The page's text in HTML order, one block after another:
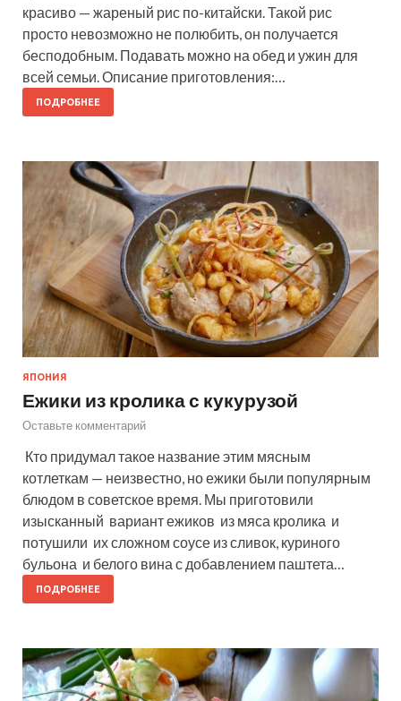
красиво — жареный рис по-китайски. Такой рис
просто невозможно не полюбить, он получается
бесподобным. Подавать можно на обед и ужин для
всей семьи. Описание приготовления:…
ПОДРОБНЕЕ
ЯПОНИЯ
Ежики из кролика с кукурузой
Оставьте комментарий
Кто придумал такое название этим мясным
котлеткам — неизвестно, но ежики были популярным
блюдом в советское время. Мы приготовили
изысканный вариант ежиков из мяса кролика и
потушили их сложном соусе из сливок, куриного
бульона и белого вина с добавлением паштета…
ПОДРОБНЕЕ